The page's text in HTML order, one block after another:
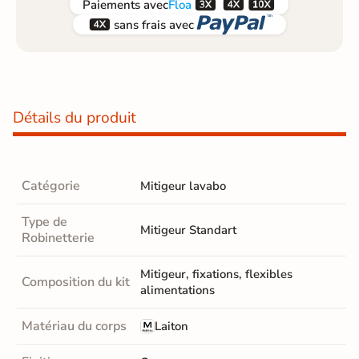
Paiements avecFloa
 sans frais avec 
Détails du produit
Catégorie Mitigeur lavabo
Type de
Robinetterie
Mitigeur Standart
Composition du kit
Mitigeur, fixations, flexibles
alimentations
Matériau du corps Laiton